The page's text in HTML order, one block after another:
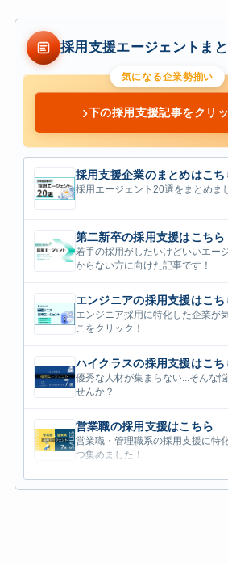
採用支援エージェントま
気になる企業勢揃い
›下の採用支援記事をクリッ
採用支援企業のまとめはこち
採用エージェント20選をまとめま
第二新卒の採用支援はこちら
若手の採用がしたいけどいいエー
からない方に向けた記事です！
エンジニアの採用支援はこち
エンジニア採用に特化した企業が
こをクリック！
ハイクラスの採用支援はこち
優秀な人材が集まらない...そんな
せんか？
営業職の採用支援はこちら
営業職・管理職系の採用支援に特
つ集めました！
外資系の採用支援はこちら